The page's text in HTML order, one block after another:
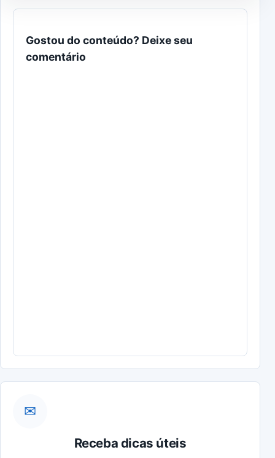
Gostou do conteúdo? Deixe seu
comentário
✉
Receba dicas úteis